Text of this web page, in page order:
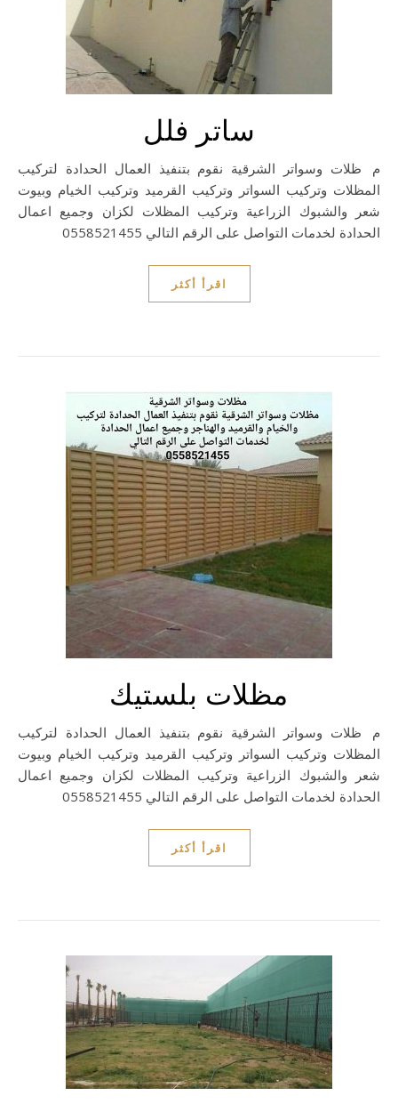
ساتر فلل
مظلات وسواتر الشرقية نقوم بتنفيذ العمال الحدادة لتركيب
المظلات وتركيب السواتر وتركيب القرميد وتركيب الخيام وبيوت
شعر والشبوك الزراعية وتركيب المظلات لكزان وجميع اعمال
الحدادة لخدمات التواصل على الرقم التالي 0558521455
اقرأ أكثر
مظلات بلستيك
مظلات وسواتر الشرقية نقوم بتنفيذ العمال الحدادة لتركيب
المظلات وتركيب السواتر وتركيب القرميد وتركيب الخيام وبيوت
شعر والشبوك الزراعية وتركيب المظلات لكزان وجميع اعمال
الحدادة لخدمات التواصل على الرقم التالي 0558521455
اقرأ أكثر